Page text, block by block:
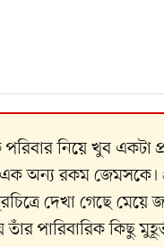
নিয়ে খুব একটা
অন্য রকম জেমসকে।
দেখা গেছে মেয়ে
পারিবারিক কিছু